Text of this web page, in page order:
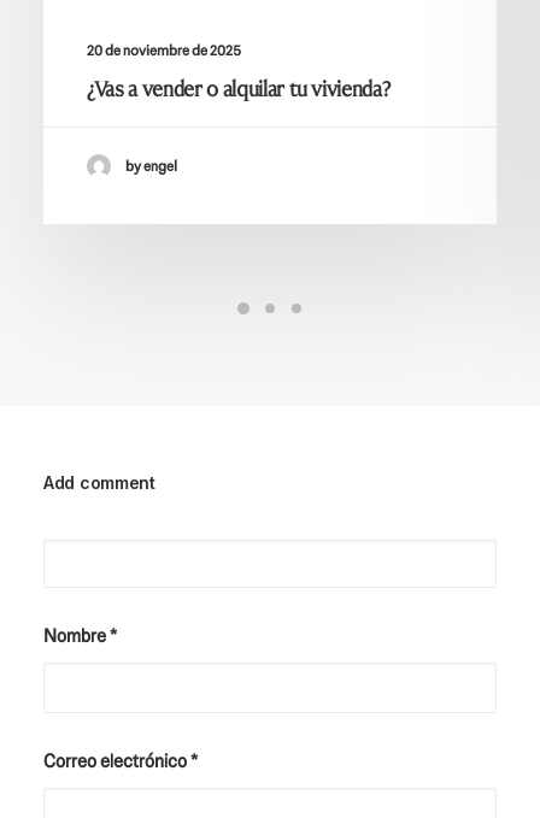
20 de noviembre de 2025
¿Vas a vender o alquilar tu vivienda?
by engel
Add comment
Nombre*
Correo electrónico*